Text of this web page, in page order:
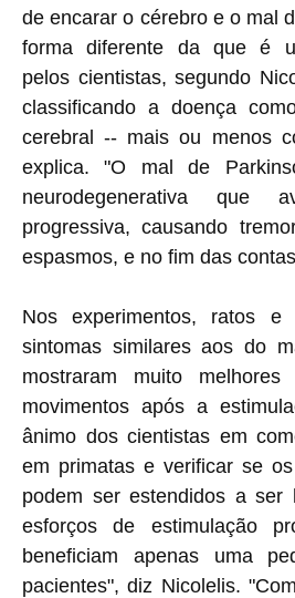
de encarar o cérebro e o mal
forma diferente da que é
pelos cientistas, segundo
classificando a doença
cerebral -- mais ou menos
explica. "O mal de
neurodegenerativa que
progressiva, causando
espasmos, e no fim das
Nos experimentos, ratos e
sintomas similares aos do
mostraram muito
movimentos após a
ânimo dos cientistas em
em primatas e verificar se
podem ser estendidos a ser
esforços de estimulação
beneficiam apenas uma
pacientes", diz Nicolelis.